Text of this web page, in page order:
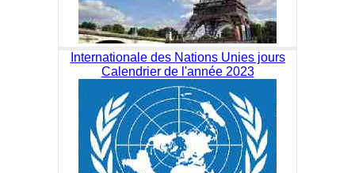
Internationale des Nations Unies jours
Calendrier de l'année 2023